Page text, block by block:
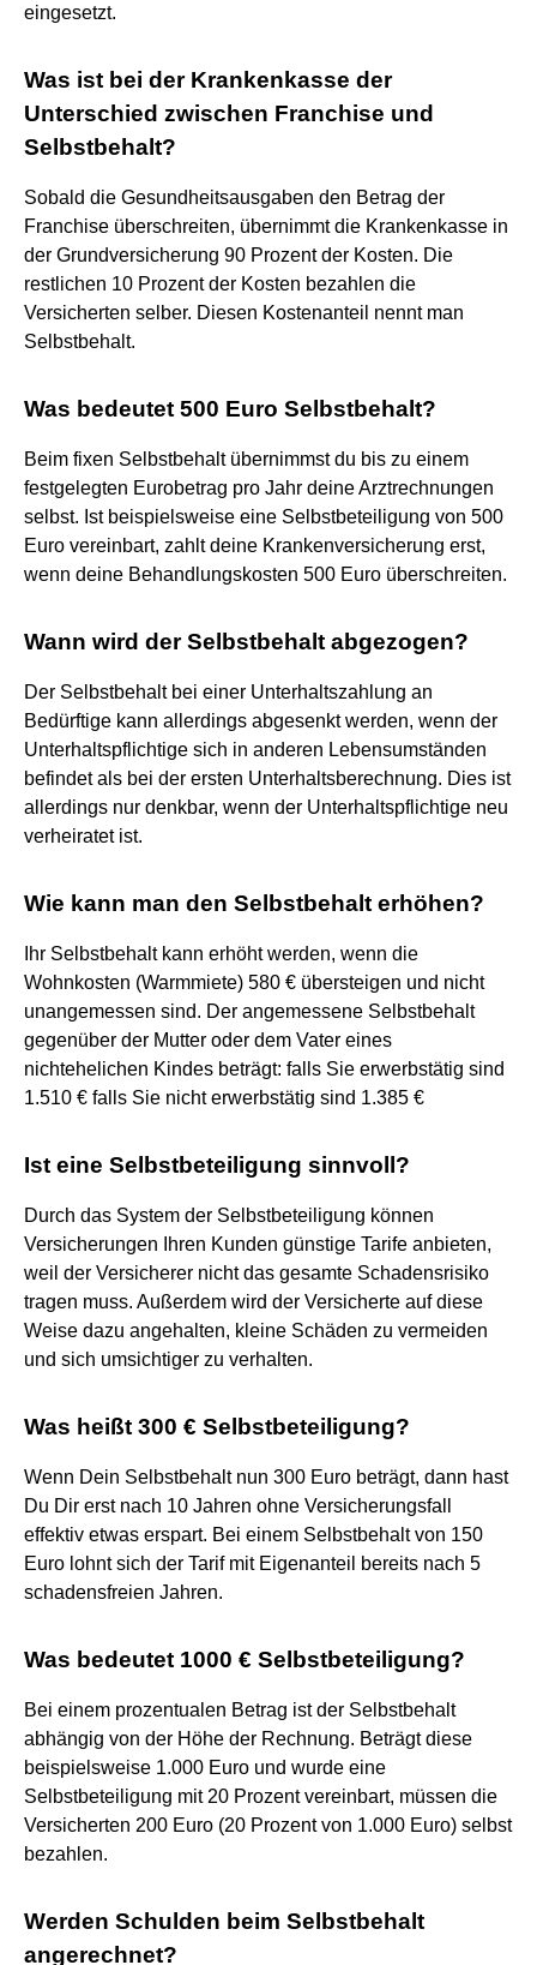
eingesetzt.
Was ist bei der Krankenkasse der
Unterschied zwischen Franchise und
Selbstbehalt?
Sobald die Gesundheitsausgaben den Betrag der
Franchise überschreiten, übernimmt die Krankenkasse in
der Grundversicherung 90 Prozent der Kosten. Die
restlichen 10 Prozent der Kosten bezahlen die
Versicherten selber. Diesen Kostenanteil nennt man
Selbstbehalt.
Was bedeutet 500 Euro Selbstbehalt?
Beim fixen Selbstbehalt übernimmst du bis zu einem
festgelegten Eurobetrag pro Jahr deine Arztrechnungen
selbst. Ist beispielsweise eine Selbstbeteiligung von 500
Euro vereinbart, zahlt deine Krankenversicherung erst,
wenn deine Behandlungskosten 500 Euro überschreiten.
Wann wird der Selbstbehalt abgezogen?
Der Selbstbehalt bei einer Unterhaltszahlung an
Bedürftige kann allerdings abgesenkt werden, wenn der
Unterhaltspflichtige sich in anderen Lebensumständen
befindet als bei der ersten Unterhaltsberechnung. Dies ist
allerdings nur denkbar, wenn der Unterhaltspflichtige neu
verheiratet ist.
Wie kann man den Selbstbehalt erhöhen?
Ihr Selbstbehalt kann erhöht werden, wenn die
Wohnkosten (Warmmiete) 580 € übersteigen und nicht
unangemessen sind. Der angemessene Selbstbehalt
gegenüber der Mutter oder dem Vater eines
nichtehelichen Kindes beträgt: falls Sie erwerbstätig sind
1.510 € falls Sie nicht erwerbstätig sind 1.385 €
Ist eine Selbstbeteiligung sinnvoll?
Durch das System der Selbstbeteiligung können
Versicherungen Ihren Kunden günstige Tarife anbieten,
weil der Versicherer nicht das gesamte Schadensrisiko
tragen muss. Außerdem wird der Versicherte auf diese
Weise dazu angehalten, kleine Schäden zu vermeiden
und sich umsichtiger zu verhalten.
Was heißt 300 € Selbstbeteiligung?
Wenn Dein Selbstbehalt nun 300 Euro beträgt, dann hast
Du Dir erst nach 10 Jahren ohne Versicherungsfall
effektiv etwas erspart. Bei einem Selbstbehalt von 150
Euro lohnt sich der Tarif mit Eigenanteil bereits nach 5
schadensfreien Jahren.
Was bedeutet 1000 € Selbstbeteiligung?
Bei einem prozentualen Betrag ist der Selbstbehalt
abhängig von der Höhe der Rechnung. Beträgt diese
beispielsweise 1.000 Euro und wurde eine
Selbstbeteiligung mit 20 Prozent vereinbart, müssen die
Versicherten 200 Euro (20 Prozent von 1.000 Euro) selbst
bezahlen.
Werden Schulden beim Selbstbehalt
angerechnet?